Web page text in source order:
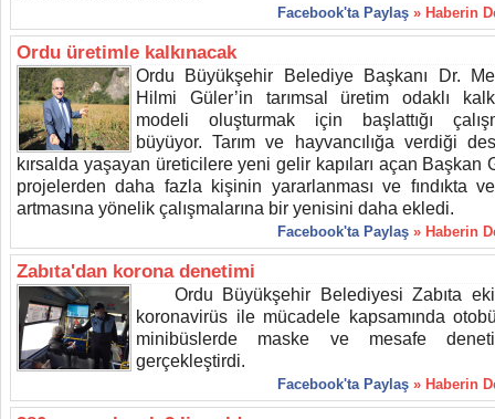
Facebook'ta Paylaş » Haberin
Ordu üretimle kalkınacak
Ordu Büyükşehir Belediye Başkanı Dr.
Hilmi Güler’in tarımsal üretim odaklı
modeli oluşturmak için başlattığı
büyüyor. Tarım ve hayvancılığa verdiği
kırsalda yaşayan üreticilere yeni gelir kapıları açan Başkan
projelerden daha fazla kişinin yararlanması ve fındıkta
artmasına yönelik çalışmalarına bir yenisini daha ekledi.
Facebook'ta Paylaş » Haberin
Zabıta'dan korona denetimi
Ordu Büyükşehir Belediyesi Zabıta
koronavirüs ile mücadele kapsamında
minibüslerde maske ve mesafe
gerçekleştirdi.
Facebook'ta Paylaş » Haberin